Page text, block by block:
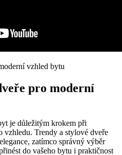
pro moderní
je důležitým krokem při
vzhledu. ⁢Trendy a⁣ stylové dveře
zatímco správný výběr
do vašeho bytu i praktičnost